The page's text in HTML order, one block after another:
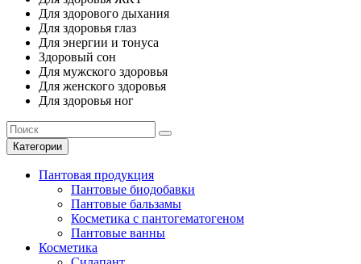
Для здорового дыхания
Для здоровья глаз
Для энергии и тонуса
Здоровый сон
Для мужского здоровья
Для женского здоровья
Для здоровья ног
Категории
Пантовая продукция
Пантовые биодобавки
Пантовые бальзамы
Косметика с пантогематогеном
Пантовые ванны
Косметика